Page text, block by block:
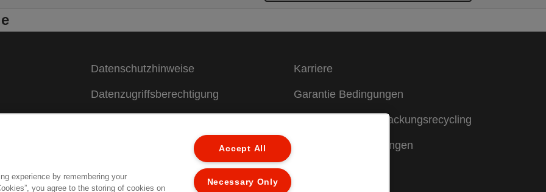
Datenschutzhinweise
Datenzugriffsberechtigung
Impressum
Karriere
Garantie Bedingungen
Hinweise zum Verpackungsrecycling
Konformitätserklärungen
experience by remembering your
you agree to the storing of cookies on
Accept All
Necessary Only